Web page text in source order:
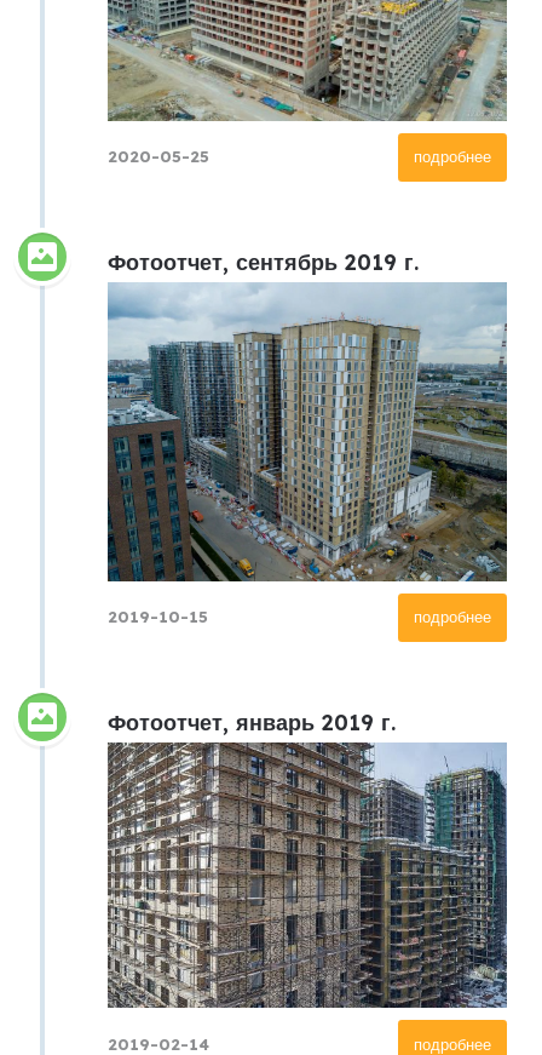
подробнее
2020-05-25
Фотоотчет, сентябрь 2019 г.
подробнее
2019-10-15
Фотоотчет, январь 2019 г.
подробнее
2019-02-14